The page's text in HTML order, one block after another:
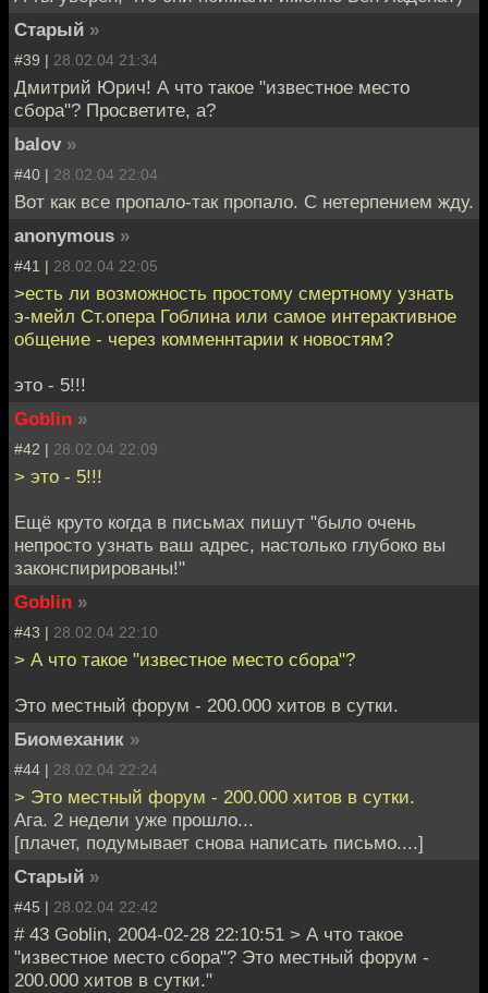
Старый »
#39 | 28.02.04 21:34
Дмитрий Юрич! А что такое "известное место
сбора"? Просветите, а?
balov »
#40 | 28.02.04 22:04
Вот как все пропало-так пропало. С нетерпением жду.
anonymous »
#41 | 28.02.04 22:05
>есть ли возможность простому смертному узнать
э-мейл Ст.опера Гоблина или самое интерактивное
общение - через комменнтарии к новостям?
это - 5!!!
Goblin »
#42 | 28.02.04 22:09
> это - 5!!!
Ещё круто когда в письмах пишут "было очень
непросто узнать ваш адрес, настолько глубоко вы
законспирированы!"
Goblin »
#43 | 28.02.04 22:10
> А что такое "известное место сбора"?
Это местный форум - 200.000 хитов в сутки.
Биомеханик »
#44 | 28.02.04 22:24
> Это местный форум - 200.000 хитов в сутки.
Ага. 2 недели уже прошло...
[плачет, подумывает снова написать письмо....]
Старый »
#45 | 28.02.04 22:42
# 43 Goblin, 2004-02-28 22:10:51 > А что такое
"известное место сбора"? Это местный форум -
200.000 хитов в сутки."